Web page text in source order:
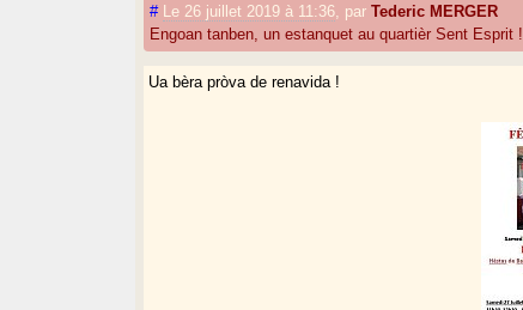
# Le 26 juillet 2019 à 11:36 parTederic MERGER
Engoan tanben, un estanquet au quartièr Sent Esprit !
Ua bèra pròva de renavida !